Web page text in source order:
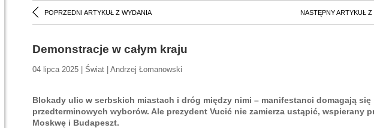
POPRZEDNI ARTYKUŁ Z WYDANIA NASTĘPNY ARTYKUŁ Z
Demonstracje w całym kraju
04 lipca 2025 | Świat | Andrzej Łomanowski
Blokady ulic w serbskich miastach i dróg między nimi – manifestanci domagają się
przedterminowych wyborów. Ale prezydent Vucić nie zamierza ustąpić, wspierany
Moskwę i Budapeszt.